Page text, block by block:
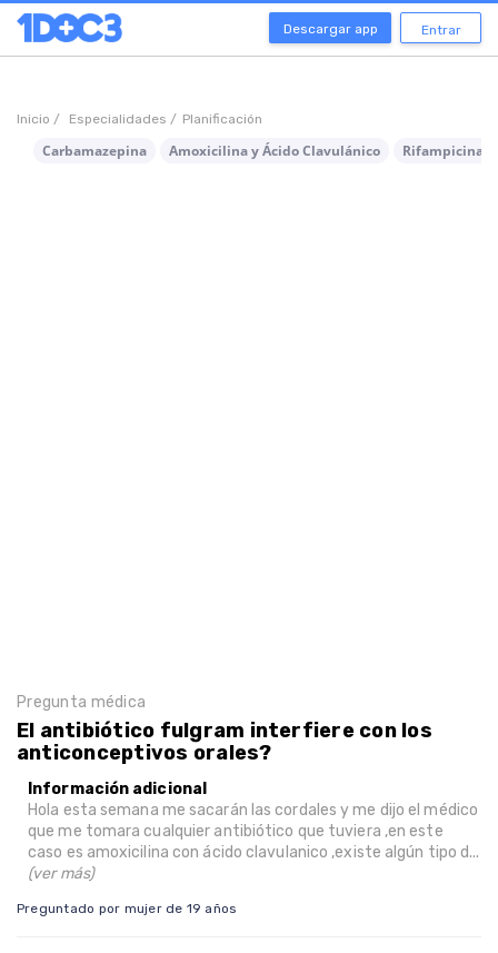
Descargar app Entrar
Inicio / Especialidades / Planificación
Carbamazepina Amoxicilina y Ácido Clavulánico Rifampicina
Pregunta médica
El antibiótico fulgram interfiere con los
anticonceptivos orales?
Información adicional
Hola esta semana me sacarán las cordales y me dijo el médico
que me tomara cualquier antibiótico que tuviera ,en este
caso es amoxicilina con ácido clavulanico ,existe algún tipo d...
(ver más)
Preguntado por mujer de 19 años